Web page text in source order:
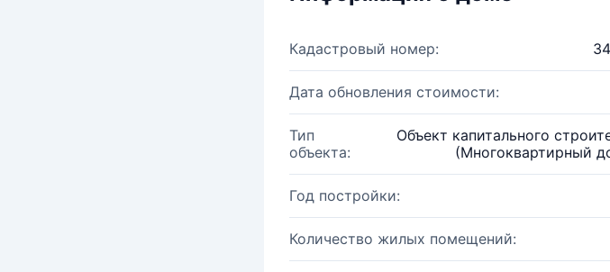
Кадастровый номер:
Дата обновления стоимости:
Тип
объекта:
Объект капитального
(Многоквартирный
Год постройки:
Количество жилых помещений: